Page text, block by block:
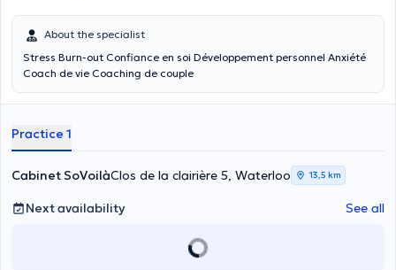
About the specialist
Stress Burn-out Confiance en soi Développement personnel Anxiété
Coach de vie Coaching de couple
Practice 1
Cabinet SoVoilàClos de la clairière 5, Waterloo 13,5 km
Next availability See all